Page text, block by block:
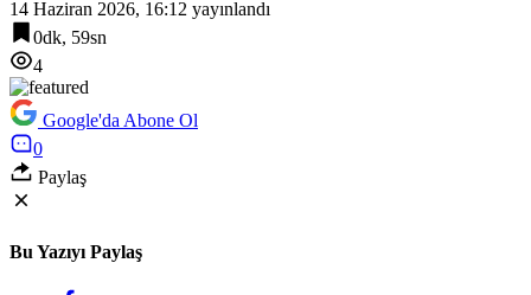
14 Haziran 2026, 16:12 yayınlandı
0dk, 59sn
4
Google'da Abone Ol
0
Paylaş
Bu Yazıyı Paylaş